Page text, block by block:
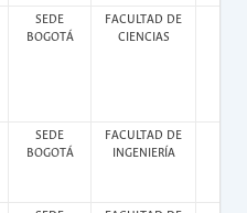
SEDE
BOGOTÁ
FACULTAD DE
CIENCIAS
SEDE
BOGOTÁ
FACULTAD DE
INGENIERÍA